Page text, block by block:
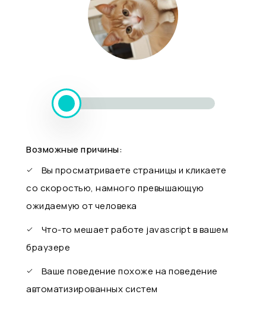
Возможные причины:
Вы просматриваете страницы и кликаете
со скоростью, намного превышающую
ожидаемую от человека
Что-то мешает работе javascript в вашем
браузере
Ваше поведение похоже на поведение
автоматизированных систем